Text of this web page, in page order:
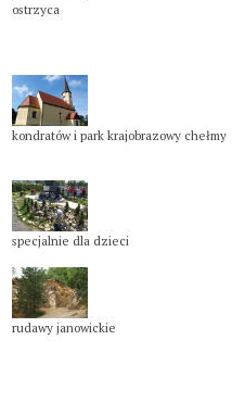
ostrzyca
kondratów i park krajobrazowy chełmy
specjalnie dla dzieci
rudawy janowickie